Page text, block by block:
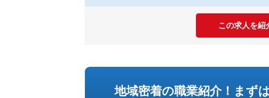
この求人を紹
地域密着の職業紹介！ まず